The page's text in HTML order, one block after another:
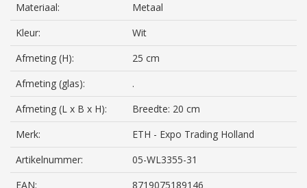
Materiaal:
Metaal
Kleur:
Wit
Afmeting (H):
25 cm
Afmeting (glas):
.
Afmeting (L x B x H):
Breedte: 20 cm
Merk:
ETH - Expo Trading Holland
Artikelnummer:
05-WL3355-31
EAN:
8719075189146